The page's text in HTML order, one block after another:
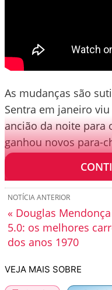
As mudanças são
Sentra em janeiro viu
ancião da noite para
ganhou novos para-
radiador.
NOTÍCIA ANTERIOR
« Douglas Mendonça
5.0: os melhores
dos anos 1970
VEJA MAIS SOBRE